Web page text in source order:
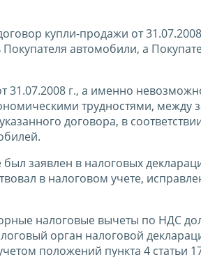
купли-продажи от
автомобили, а
31.07.2008 г., а именно
трудностями, между
договора, в
заявлен в налоговых
в налоговом учете,
налоговые вычеты по НДС
орган налоговой
положений пункта 4 статьи